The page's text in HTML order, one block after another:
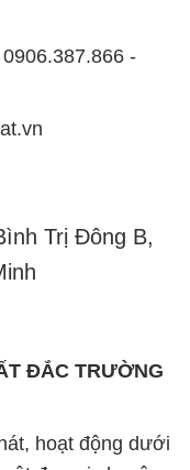
-
Trị Đông B,
ĐẮC TRƯỜNG
hoạt động dưới